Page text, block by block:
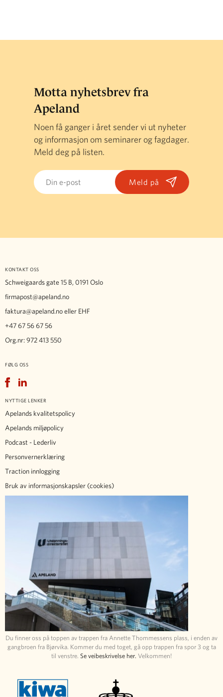
Motta nyhetsbrev fra
Apeland
Noen få ganger i året sender vi ut nyheter
og informasjon om seminarer og fagdager.
Meld deg på listen.
Email
KONTAKT OSS
Schweigaards gate 15 B, 0191 Oslo
firmapost@apeland.no
faktura@apeland.noeller EHF
+47 67 56 67 56
Org.nr: 972 413 550
FØLG OSS
FacebookLinkedIn
NYTTIGE LENKER
Apelands kvalitetspolicy
Apelands miljøpolicy
Podcast - Lederliv
Personvernerklæring
Traction innlogging
Bruk av informasjonskapsler (cookies)
Du finner oss på toppen av trappen fra Annette Thommessens plass, i enden av
gangbroen fra Bjørvika. Kommer du med toget, gå opp trappen fra spor 3 og ta
til venstre. Se veibeskrivelse her. Velkommen!